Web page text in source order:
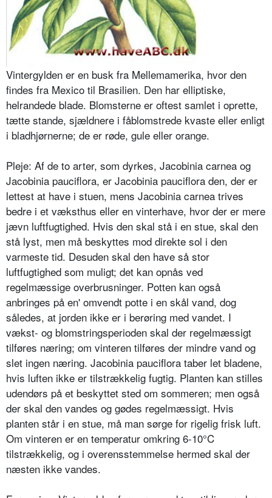
Vintergylden er en busk fra Mellem­amerika, hvor den
findes fra Mexico til Brasilien. Den har elliptiske,
helrande­de blade. Blomsterne er oftest samlet i oprette,
tætte stande, sjældnere i få­blomstrede kvaste eller enligt
i blad­hjørnerne; de er røde, gule eller orange.
Pleje: Af de to arter, som dyrkes, Jacobinia carnea og
Jacobinia pauciflo­ra, er Jacobinia pauciflora den, der er
lettest at have i stuen, mens Jacobinia carnea trives
bedre i et væksthus eller en vinterhave, hvor der er mere
jævn luftfugtighed. Hvis den skal stå i en stue, skal den
stå lyst, men må beskyt­tes mod direkte sol i den
varmeste tid. Desuden skal den have så stor
luftfugtighed som muligt; det kan opnås ved
regelmæssige overbrusninger. Potten kan også
anbringes på en' omvendt potte i en skål vand, dog
således, at jorden ikke er i berøring med vandet. I
vækst- og blomstringsperioden skal der regelmæssigt
tilføres næring; om vinte­ren tilføres der mindre vand og
slet ingen næring. Jacobinia pauciflora ta­ber let bladene,
hvis luften ikke er tilstrækkelig fugtig. Planten kan stilles
udendørs på et beskyttet sted om som­meren; men også
der skal den vandes og gødes regelmæssigt. Hvis
planten står i en stue, må man sørge for rigelig frisk luft.
Om vinteren er en tempera­tur omkring 6-10°C
tilstrækkelig, og i overensstemmelse hermed skal der
næ­sten ikke vandes.